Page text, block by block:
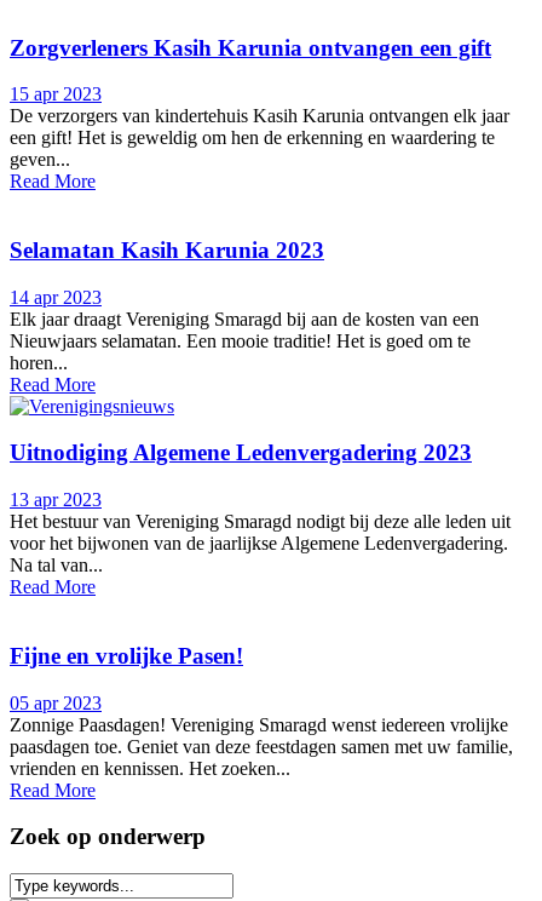
Zorgverleners Kasih Karunia ontvangen een gift
15 apr 2023
De verzorgers van kindertehuis Kasih Karunia ontvangen elk jaar
een gift! Het is geweldig om hen de erkenning en waardering te
geven...
Read More
Selamatan Kasih Karunia 2023
14 apr 2023
Elk jaar draagt Vereniging Smaragd bij aan de kosten van een
Nieuwjaars selamatan. Een mooie traditie! Het is goed om te
horen...
Read More
Uitnodiging Algemene Ledenvergadering 2023
13 apr 2023
Het bestuur van Vereniging Smaragd nodigt bij deze alle leden uit
voor het bijwonen van de jaarlijkse Algemene Ledenvergadering.
Na tal van...
Read More
Fijne en vrolijke Pasen!
05 apr 2023
Zonnige Paasdagen! Vereniging Smaragd wenst iedereen vrolijke
paasdagen toe. Geniet van deze feestdagen samen met uw familie,
vrienden en kennissen. Het zoeken...
Read More
Zoek op onderwerp